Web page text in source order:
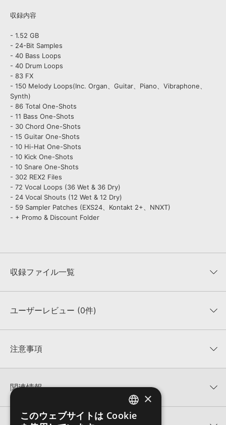
収録内容
- 1.52 GB
- 24-Bit Samples
- 40 Bass Loops
- 40 Drum Loops
- 83 FX
- 150 Melody Loops(Inc. Organ、Guitar、Piano、Vibraphone、
Synth)
- 86 Total One-Shots
- 11 Bass One-Shots
- 30 Chord One-Shots
- 15 Guitar One-Shots
- 10 Hi-Hat One-Shots
- 10 Kick One-Shots
- 10 Snare One-Shots
- 302 REX2 Files
- 72 Vocal Loops (36 Wet & 36 Dry)
- 24 Vocal Shouts (12 Wet & 12 Dry)
- 59 Sampler Patches (EXS24、Kontakt 2+、NNXT)
- + Promo & Discount Folder
収録ファイル一覧
収録ファイル一覧
ユーザーレビュー (0件)
★★★★★
★5
★2
★1
0%
注意事項
KONTAKTフォーマットは、
でお使いいただけます。無償版のKONTAKT PLAYERではお使いい
ただけませんので、ご注意ください。また、「ライブラリ・タブ」
への表示にも対応しておりません。
関連情報
【Loopmasters】計57ブランドのサンプルパックが30%OFF！サ
マーセール！
ENGLISH
×
このウェブサイトは Cookie